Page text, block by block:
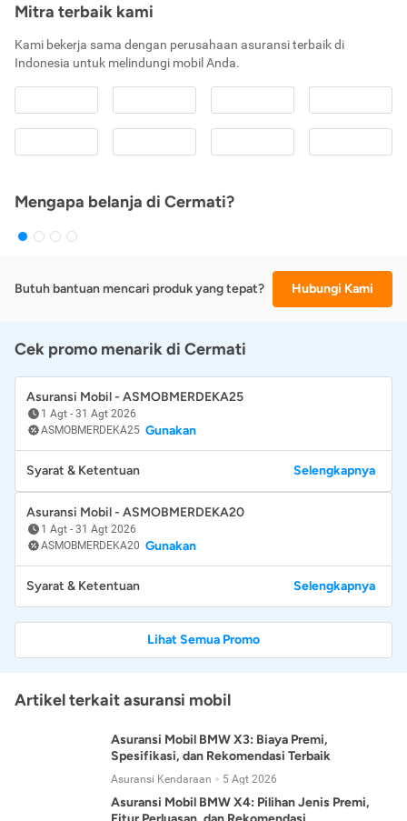
Mitra terbaik kami
Kami bekerja sama dengan perusahaan asuransi terbaik di
Indonesia untuk melindungi mobil Anda.
Mengapa belanja di Cermati?
Butuh bantuan mencari produk yang tepat? Hubungi Kami
Cek promo menarik di Cermati
Asuransi Mobil - ASMOBMERDEKA25
1 Agt - 31 Agt 2026
ASMOBMERDEKA25 Gunakan
Syarat & Ketentuan Selengkapnya
Asuransi Mobil - ASMOBMERDEKA20
1 Agt - 31 Agt 2026
ASMOBMERDEKA20 Gunakan
Syarat & Ketentuan Selengkapnya
Lihat Semua Promo
Artikel terkait asuransi mobil
Asuransi Mobil BMW X3: Biaya Premi,
Spesifikasi, dan Rekomendasi Terbaik
Asuransi Kendaraan 5 Agt 2026
Asuransi Mobil BMW X4: Pilihan Jenis Premi,